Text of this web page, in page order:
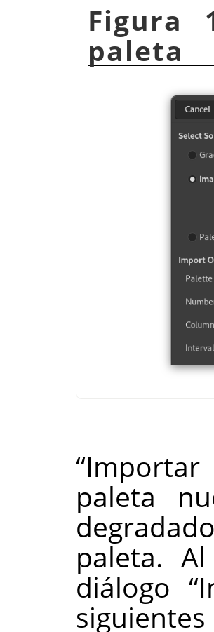
Figura
paleta
“
paleta
paleta.
diálogo “